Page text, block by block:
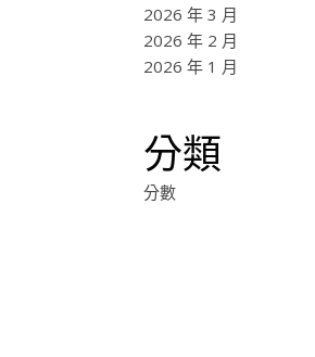
2026 年 3 月
2026 年 2 月
2026 年 1 月
分類
分數